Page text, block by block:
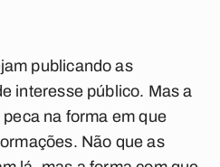
publicando as
interesse público. Mas a
na forma em que
Não que as